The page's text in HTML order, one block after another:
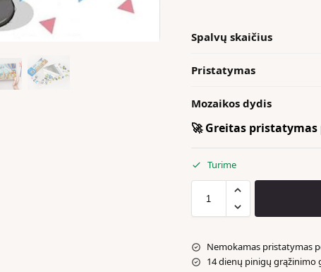
Spalvų skaičius
Pristatymas
Mozaikos dydis
🚀 Greitas pristatymas
Turime
Nemokamas pristatymas
14 dienų pinigų grąžinimo